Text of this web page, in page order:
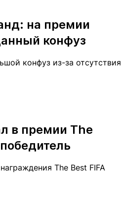
Путевые
заметки
Заилийского
Алатау
на премии
конфуз
конфуз из-за отсутствия
в премии The
The Best FIFA